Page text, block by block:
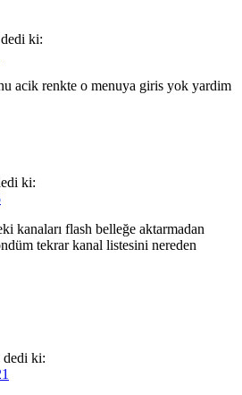
dedi ki:
acik renkte o menuya giris yok yardim
ki:
kanaları flash belleğe aktarmadan
tekrar kanal listesini nereden
dedi ki: